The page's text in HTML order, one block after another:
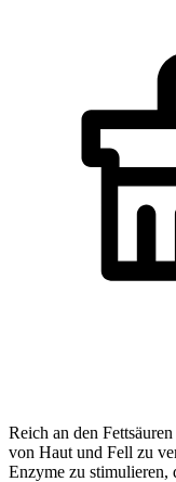
Reich an den
von Haut und Fell zu
Enzyme zu stimulieren,